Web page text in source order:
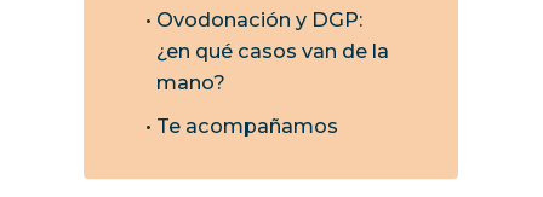
Ovodonación y DGP:
¿en qué casos van de la
mano?
Te acompañamos